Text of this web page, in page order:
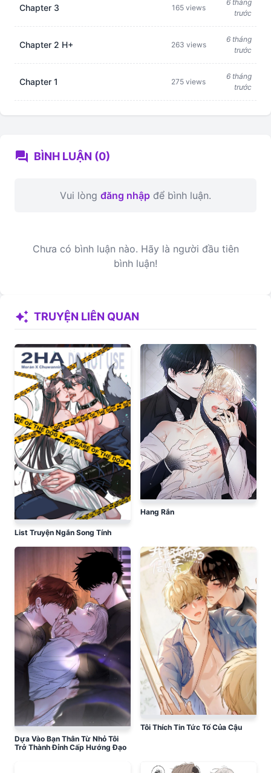
Chapter 3 165 views
6 tháng
trước
Chapter 2 H+ 263 views
6 tháng
trước
Chapter 1 275 views
6 tháng
trước
forum BÌNH LUẬN (0)
Vui lòng đăng nhập để bình luận.
Chưa có bình luận nào. Hãy là người đầu tiên
bình luận!
auto_awesome TRUYỆN LIÊN QUAN
List Truyện Ngắn Song Tính
Hang Rắn
Dựa Vào Bạn Thân Từ Nhỏ Tôi
Trở Thành Đỉnh Cấp Hướng Đạo
Tôi Thích Tin Tức Tố Của Cậu